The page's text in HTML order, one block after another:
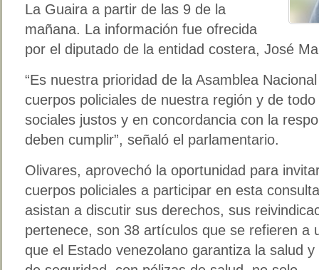
La Guaira a partir de las 9 de la
mañana. La información fue ofrecida
por el diputado de la entidad costera, José
“Es nuestra prioridad de la Asamblea
cuerpos policiales de nuestra región y de
sociales justos y en concordancia con la
deben cumplir”, señaló el parlamentario.
Olivares, aprovechó la oportunidad para
cuerpos policiales a participar en esta
asistan a discutir sus derechos, sus
pertenece, son 38 artículos que se refieren a
que el Estado venezolano garantiza la salud